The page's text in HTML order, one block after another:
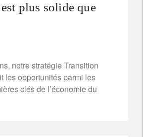
plus solide que
notre stratégie Transition
les opportunités parmi les
clés de l’économie du